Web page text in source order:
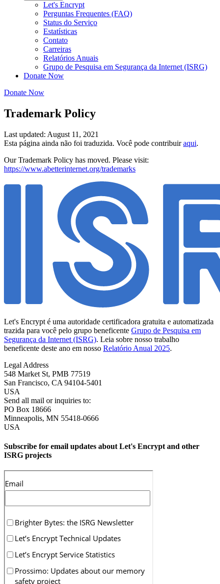
Let's Encrypt
Perguntas Frequentes (FAQ)
Status do Serviço
Estatísticas
Contato
Carreiras
Relatórios Anuais
Grupo de Pesquisa em Segurança da Internet (ISRG)
Donate Now
Donate Now
Trademark Policy
Last updated: August 11, 2021
Esta página ainda não foi traduzida. Você pode contribuiraqui.
Our Trademark Policy has moved. Please visit:
https://www.abetterinternet.org/trademarks
Let's Encrypt é uma autoridade certificadora gratuita e automatizada
trazida para você pelo grupo beneficente Grupo de Pesquisa em
Segurança da Internet (ISRG). Leia sobre nosso trabalho
beneficente deste ano em nosso Relatório Anual 2025.
Legal Address
548 Market St, PMB 77519
San Francisco, CA 94104-5401
USA
Send all mail or inquiries to:
PO Box 18666
Minneapolis, MN 55418-0666
USA
Subscribe for email updates about Let's Encrypt and other
ISRG projects